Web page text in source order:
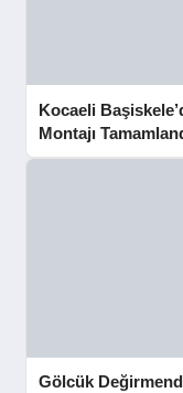
Kocaeli
Montajı
Gölcük